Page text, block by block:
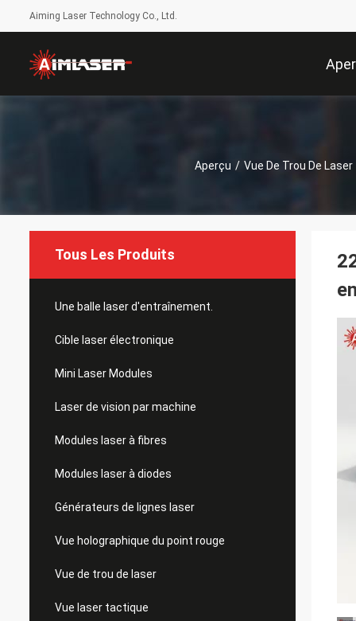
Aiming Laser Technology Co., Ltd.
Aperçu / Vue De Trou De Laser
Tous Les Produits
Une balle laser d'entraînement.
Cible laser électronique
Mini Laser Modules
Laser de vision par machine
Modules laser à fibres
Modules laser à diodes
Générateurs de lignes laser
Vue holographique du point rouge
Vue de trou de laser
Vue laser tactique